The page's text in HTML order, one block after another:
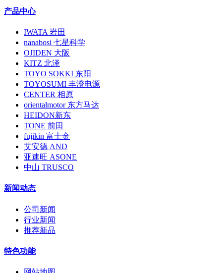
产品中心
IWATA 岩田
nanabosi 七星科学
OJIDEN 大阪
KITZ 北泽
TOYO SOKKI 东阳
TOYOSUMI 丰澄电源
CENTER 相原
orientalmotor 东方马达
HEIDON新东
TONE 前田
fujikin 富士金
艾安德 AND
亚速旺 ASONE
中山 TRUSCO
新闻动态
公司新闻
行业新闻
推荐新品
特色功能